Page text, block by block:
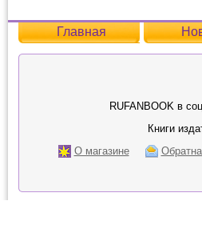
Главная
RUFANBOOK в
Книги
О магазине